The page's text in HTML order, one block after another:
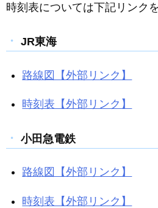
時刻表については下記リンク
JR東海
路線図【外部リンク】
時刻表【外部リンク】
小田急電鉄
路線図【外部リンク】
時刻表【外部リンク】